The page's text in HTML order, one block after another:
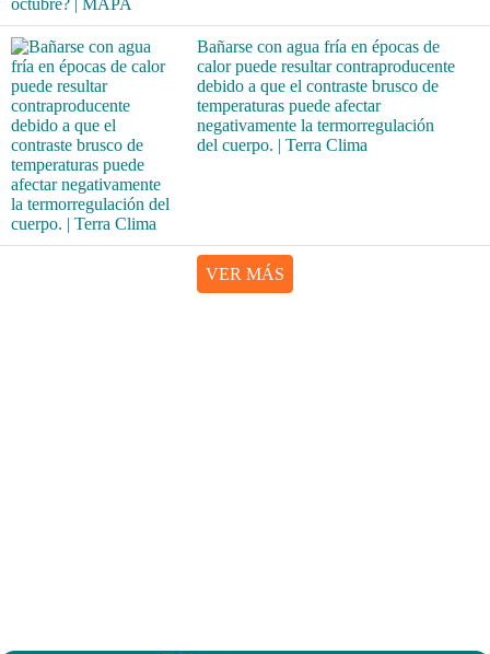
Bañarse con agua fría en épocas de
calor puede resultar contraproducente
debido a que el contraste brusco de
temperaturas puede afectar
negativamente la termorregulación
del cuerpo. | Terra Clima
VER MÁS